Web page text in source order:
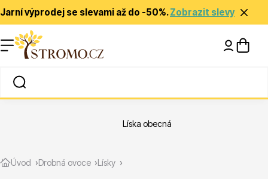
Jarní výprodej se slevami až do -50%.Zobrazit slevy
Rady a tipy
Úvod Drobná ovoce Lísky
Líska obecná